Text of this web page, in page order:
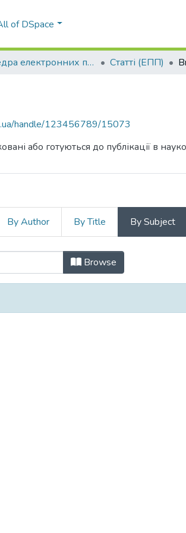
of DSpace
Кафедра електронних приладів та пристроїв (ЕПП) Статті (ЕПП)
handle/123456789/15073
або готуються до публікації в
By Author By Title By Subject
Browse